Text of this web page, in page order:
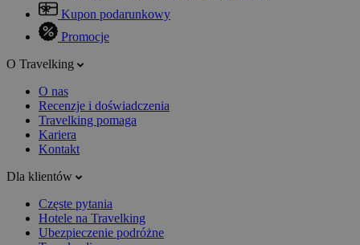
Kupon podarunkowy
Promocje
O Travelking
O nas
Recenzje i doświadczenia
Travelking pomaga
Kariera
Kontakt
Dla klientów
Częste pytania
Hotele na Travelking
Ubezpieczenie podróżne